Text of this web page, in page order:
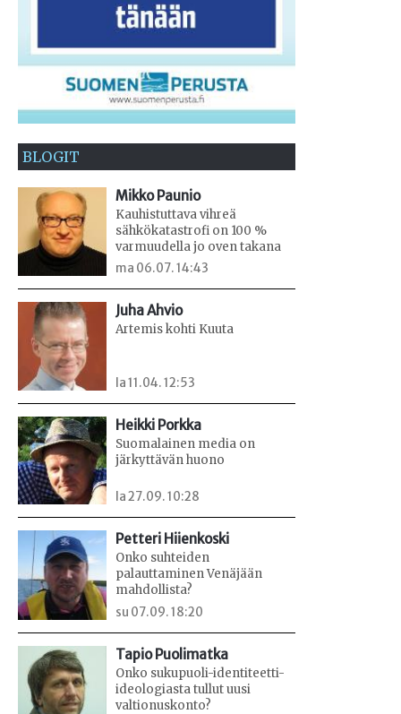
BLOGIT
Mikko Paunio
Kauhistuttava vihreä
sähkökatastrofi on 100 %
varmuudella jo oven takana
ma 06.07. 14:43
Juha Ahvio
Artemis kohti Kuuta
la 11.04. 12:53
Heikki Porkka
Suomalainen media on
järkyttävän huono
la 27.09. 10:28
Petteri Hiienkoski
Onko suhteiden
palauttaminen Venäjään
mahdollista?
su 07.09. 18:20
Tapio Puolimatka
Onko sukupuoli-identiteetti-
ideologiasta tullut uusi
valtionuskonto?